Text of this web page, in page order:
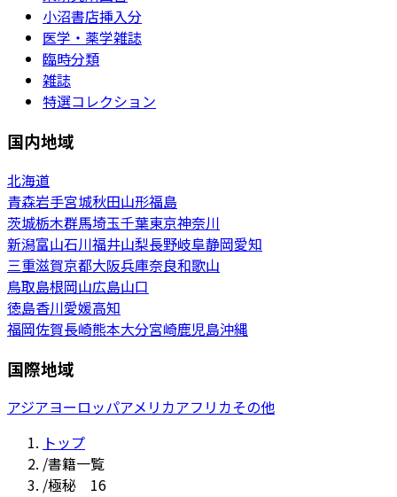
小沼書店挿入分
医学・薬学雑誌
臨時分類
雑誌
特選コレクション
国内地域
北海道
青森岩手宮城秋田山形福島
茨城栃木群馬埼玉千葉東京神奈川
新潟富山石川福井山梨長野岐阜静岡愛知
三重滋賀京都大阪兵庫奈良和歌山
鳥取島根岡山広島山口
徳島香川愛媛高知
福岡佐賀長崎熊本大分宮崎鹿児島沖縄
国際地域
アジアヨーロッパアメリカアフリカその他
トップ
/書籍一覧
/極秘 16